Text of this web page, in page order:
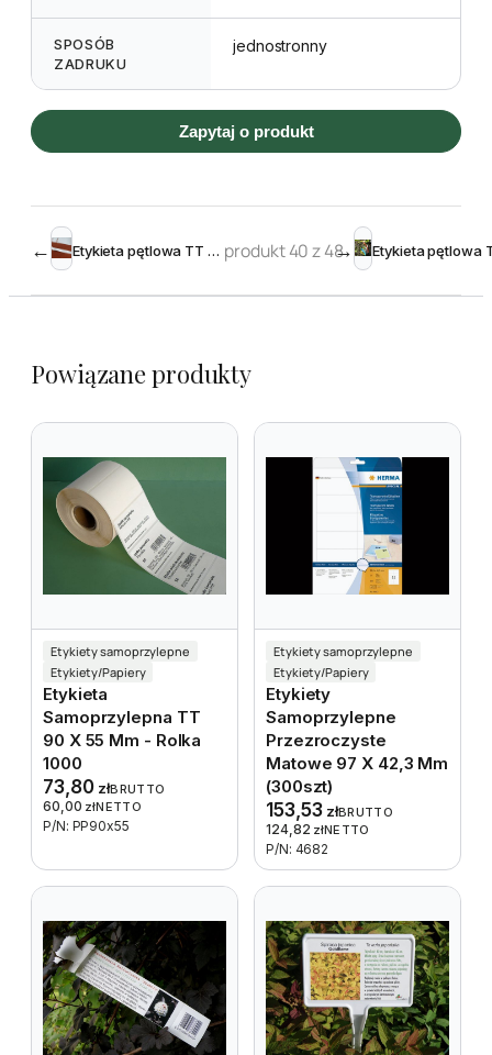
SPOSÓB
ZADRUKU
jednostronny
Zapytaj o produkt
← Etykieta pętlowa TT 17 x 200 mm – rolka 1000 produkt 40 z 48→
Powiązane produkty
Etykiety samoprzylepne
Etykiety/Papiery
Etykieta
Samoprzylepna TT
90 X 55 Mm - Rolka
1000
73,80 złBRUTTO
60,00 złNETTO
P/N: PP90x55
Etykiety samoprzylepne
Etykiety/Papiery
Etykiety
Samoprzylepne
Przezroczyste
Matowe 97 X 42,3 Mm
(300szt)
153,53 złBRUTTO
124,82 złNETTO
P/N: 4682